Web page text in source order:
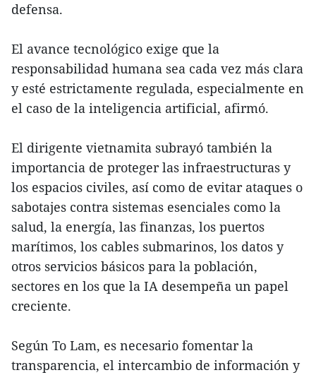
defensa.
El avance tecnológico exige que la
responsabilidad humana sea cada vez más clara
y esté estrictamente regulada, especialmente en
el caso de la inteligencia artificial, afirmó.
El dirigente vietnamita subrayó también la
importancia de proteger las infraestructuras y
los espacios civiles, así como de evitar ataques o
sabotajes contra sistemas esenciales como la
salud, la energía, las finanzas, los puertos
marítimos, los cables submarinos, los datos y
otros servicios básicos para la población,
sectores en los que la IA desempeña un papel
creciente.
Según To Lam, es necesario fomentar la
transparencia, el intercambio de información y